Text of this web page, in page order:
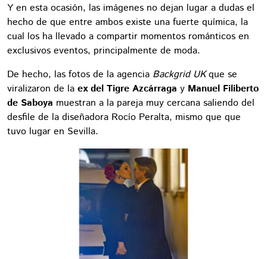
Y en esta ocasión, las imágenes no dejan lugar a dudas el
hecho de que entre ambos existe una fuerte química, la
cual los ha llevado a compartir momentos románticos en
exclusivos eventos, principalmente de moda.
De hecho, las fotos de la agencia Backgrid UKque se
viralizaron de la ex del Tigre Azcárraga y Manuel Filiberto
de Saboya muestran a la pareja muy cercana saliendo del
desfile de la diseñadora Rocío Peralta, mismo que que
tuvo lugar en Sevilla.